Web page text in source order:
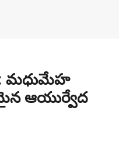
మధుమేహ
ఆయుర్వేద